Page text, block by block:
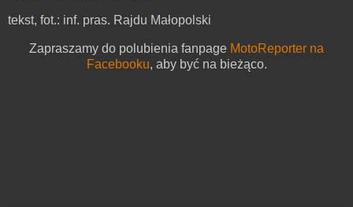
tekst, fot.: inf. pras. Rajdu Małopolski
Zapraszamy do polubienia fanpage MotoReporter na
Facebooku, aby być na bieżąco.